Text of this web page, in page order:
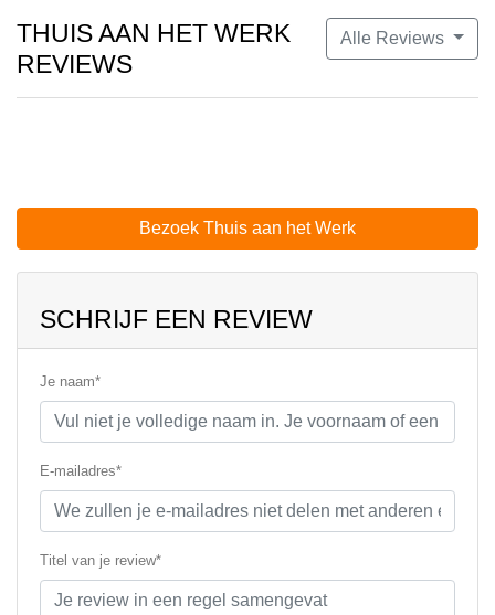
Alle Reviews
THUIS AAN HET WERK
REVIEWS
Bezoek Thuis aan het Werk
SCHRIJF EEN REVIEW
Je naam*
E-mailadres*
Titel van je review*